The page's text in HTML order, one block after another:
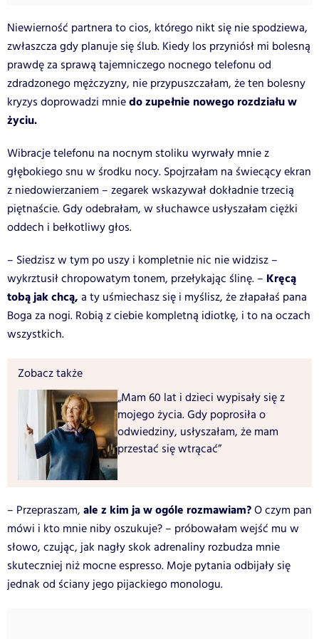
Niewierność partnera to cios, którego nikt się nie spodziewa,
zwłaszcza gdy planuje się ślub. Kiedy los przyniósł mi bolesną
prawdę za sprawą tajemniczego nocnego telefonu od
zdradzonego mężczyzny, nie przypuszczałam, że ten bolesny
kryzys doprowadzi mniedo zupełnie nowego rozdziału w
życiu.
Wibracje telefonu na nocnym stoliku wyrwały mnie z
głębokiego snu w środku nocy. Spojrzałam na świecący ekran
z niedowierzaniem – zegarek wskazywał dokładnie trzecią
piętnaście. Gdy odebrałam, w słuchawce usłyszałam ciężki
oddech i bełkotliwy głos.
– Siedzisz w tym po uszy i kompletnie nic nie widzisz –
wykrztusił chropowatym tonem, przełykając ślinę. – Kręcą
tobą jak chcą, a ty uśmiechasz się i myślisz, że złapałaś pana
Boga za nogi. Robią z ciebie kompletną idiotkę, i to na oczach
wszystkich.
Zobacz także
„Mam 60 lat i dzieci wypisały się z
mojego życia. Gdy poprosiła o
odwiedziny, usłyszałam, że mam
przestać się wtrącać”
– Przepraszam, ale z kim ja w ogóle rozmawiam?O czym pan
mówi i kto mnie niby oszukuje? – próbowałam wejść mu w
słowo, czując, jak nagły skok adrenaliny rozbudza mnie
skuteczniej niż mocne espresso. Moje pytania odbijały się
jednak od ściany jego pijackiego monologu.